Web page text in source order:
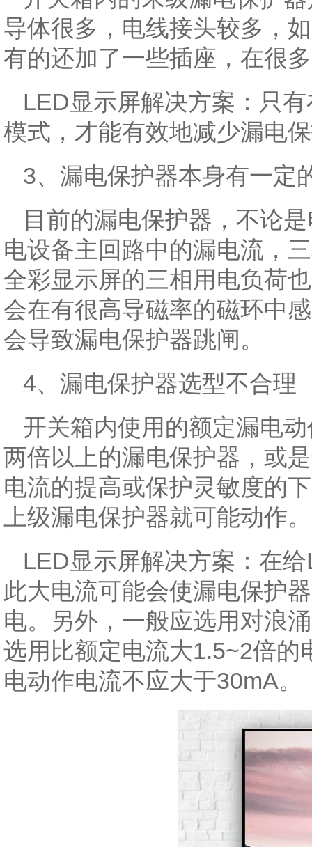
导体很多，电线接头较多，
有的还加了一些插座，在很
LED显示屏解决方案：只
模式，才能有效地减少漏电
3、漏电保护器本身有一定
目前的漏电保护器，不论
电设备主回路中的漏电流，
全彩显示屏的三相用电负荷
会在有很高导磁率的磁环中
会导致漏电保护器跳闸。
4、漏电保护器选型不合理
开关箱内使用的额定漏电
两倍以上的漏电保护器，或
电流的提高或保护灵敏度的
上级漏电保护器就可能动作。
LED显示屏解决方案：在
此大电流可能会使漏电保护
电。另外，一般应选用对浪
选用比额定电流大1.5~2倍
电动作电流不应大于30mA。